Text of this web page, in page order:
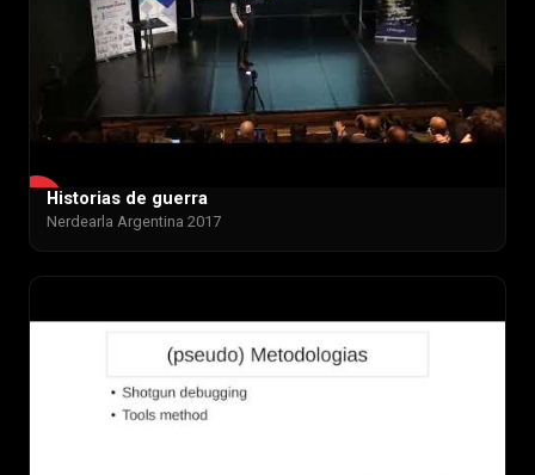
Historias de guerra
Nerdearla Argentina 2017